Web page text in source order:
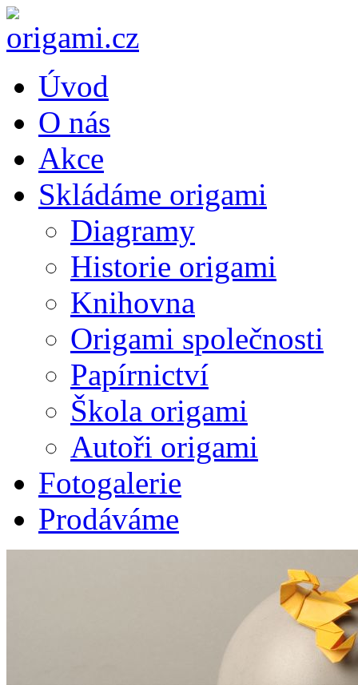
Úvod
O nás
Akce
Skládáme origami
Diagramy
Historie origami
Knihovna
Origami společnosti
Papírnictví
Škola origami
Autoři origami
Fotogalerie
Prodáváme